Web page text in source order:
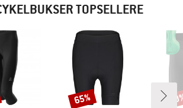
TOPSELLERE
Rabat
65%